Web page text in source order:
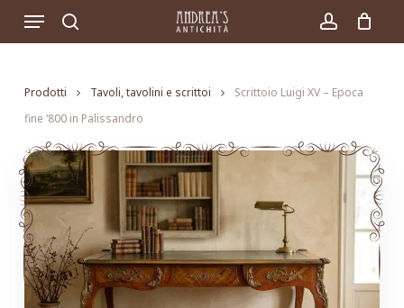
search account
Menu
Prodotti Tavoli, tavolini e scrittoi
Scrittoio Luigi XV – Epoca
fine ‘800 in Palissandro